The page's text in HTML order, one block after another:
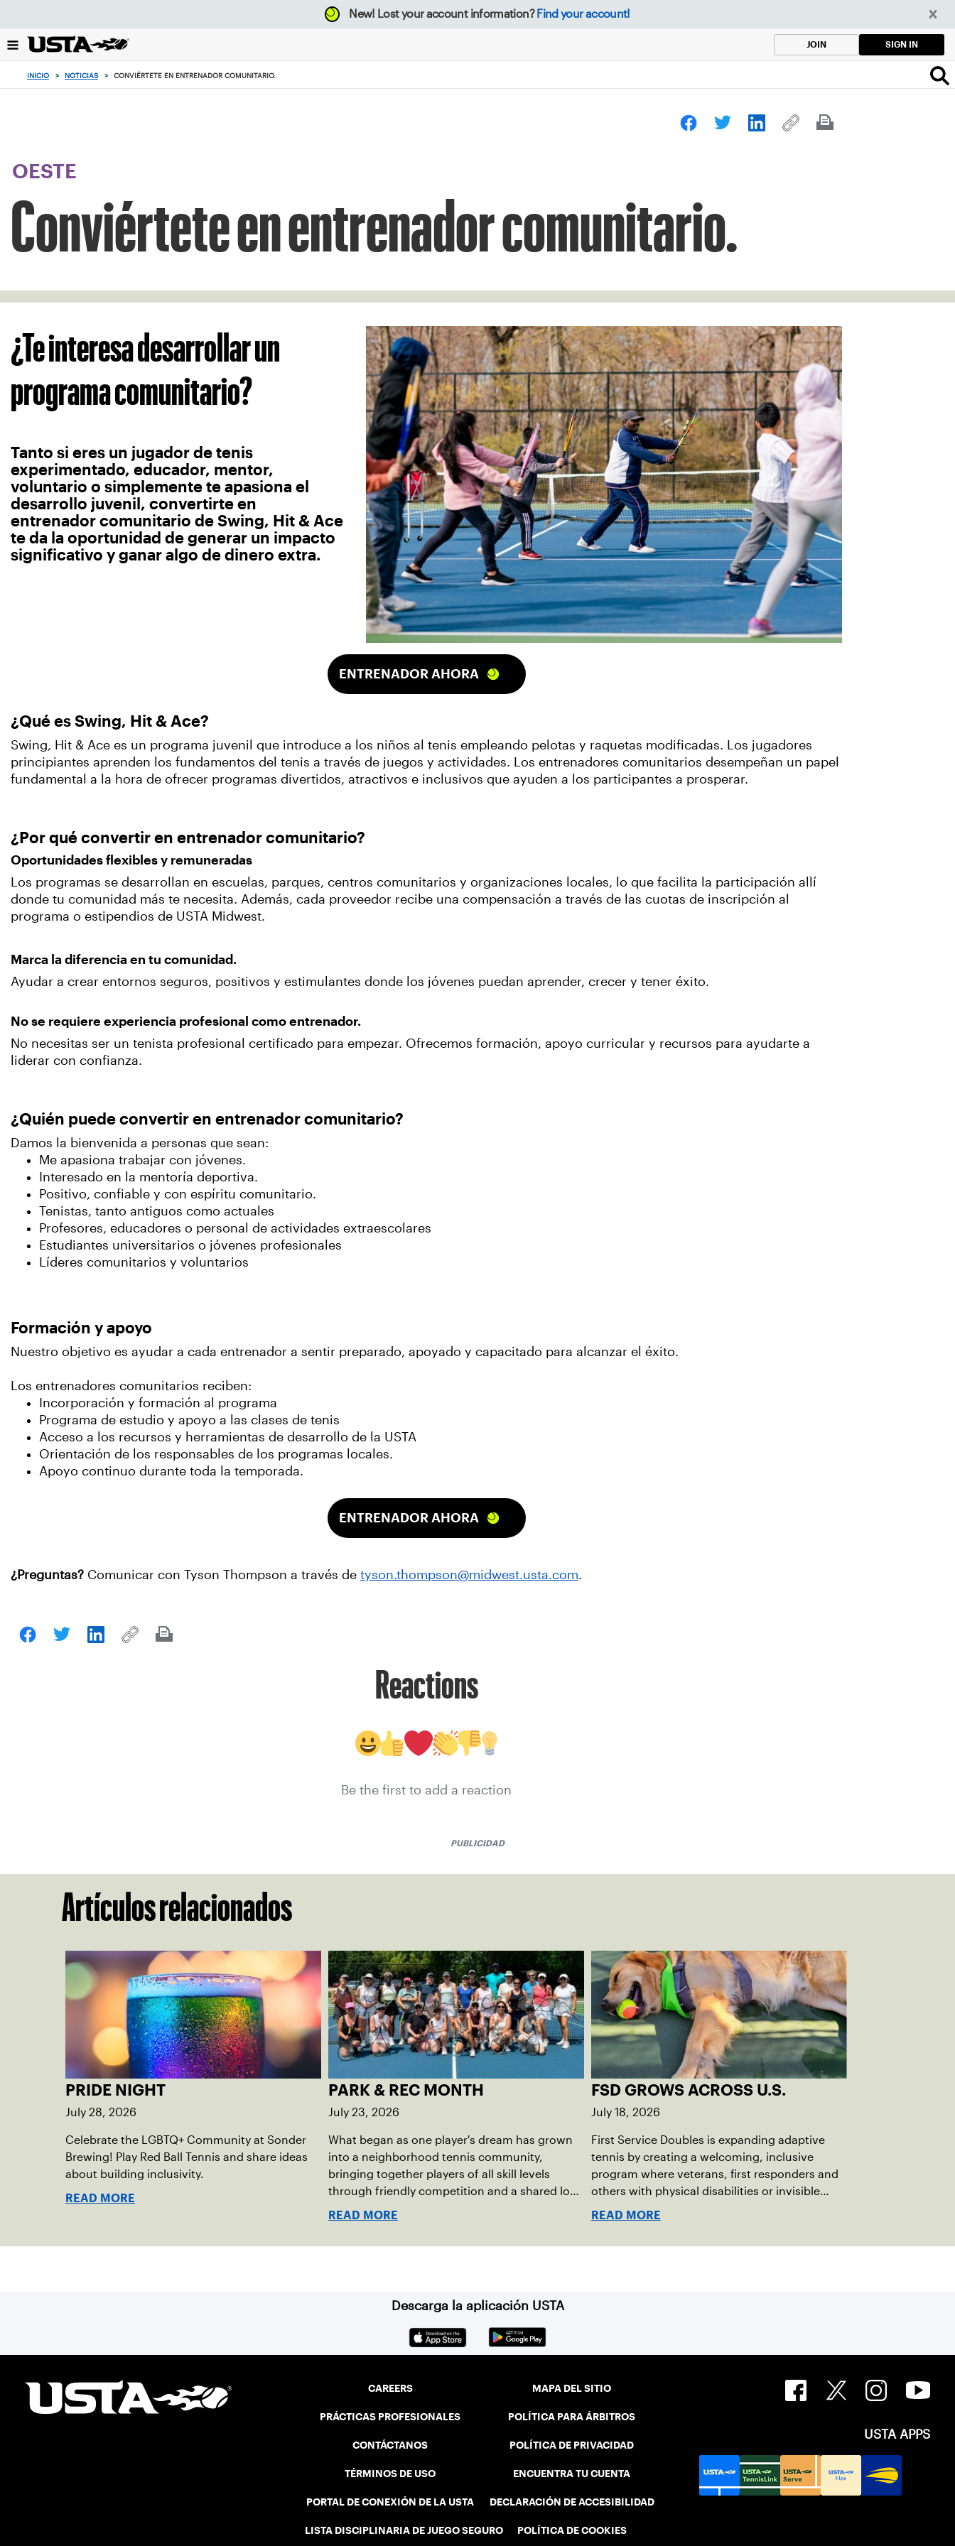
el
botón
New! Lost your account information? Find your account!
JOIN SIGN IN
INICIO > NOTICIAS > CONVIÉRTETE EN ENTRENADOR COMUNITARIO.
OESTE
Conviértete en entrenador comunitario.
¿Te interesa desarrollar un
programa comunitario?
Tanto si eres un jugador de tenis
experimentado, educador, mentor,
voluntario o simplemente te apasiona el
desarrollo juvenil, convertirte en
entrenador comunitario de Swing, Hit & Ace
te da la oportunidad de generar un impacto
significativo y ganar algo de dinero extra.
ENTRENADOR AHORA
¿Qué es Swing, Hit & Ace?
Swing, Hit & Ace es un programa juvenil que introduce a los niños al tenis empleando pelotas y raquetas modificadas. Los jugadores
principiantes aprenden los fundamentos del tenis a través de juegos y actividades. Los entrenadores comunitarios desempeñan un papel
fundamental a la hora de ofrecer programas divertidos, atractivos e inclusivos que ayuden a los participantes a prosperar.
¿Por qué convertir en entrenador comunitario?
Oportunidades flexibles y remuneradas
Los programas se desarrollan en escuelas, parques, centros comunitarios y organizaciones locales, lo que facilita la participación allí
donde tu comunidad más te necesita. Además, cada proveedor recibe una compensación a través de las cuotas de inscripción al
programa o estipendios de USTA Midwest.
Marca la diferencia en tu comunidad.
Ayudar a crear entornos seguros, positivos y estimulantes donde los jóvenes puedan aprender, crecer y tener éxito.
No se requiere experiencia profesional como entrenador.
No necesitas ser un tenista profesional certificado para empezar. Ofrecemos formación, apoyo curricular y recursos para ayudarte a
liderar con confianza.
¿Quién puede convertir en entrenador comunitario?
Damos la bienvenida a personas que sean:
Me apasiona trabajar con jóvenes.
Interesado en la mentoría deportiva.
Positivo, confiable y con espíritu comunitario.
Tenistas, tanto antiguos como actuales
Profesores, educadores o personal de actividades extraescolares
Estudiantes universitarios o jóvenes profesionales
Líderes comunitarios y voluntarios
Formación y apoyo
Nuestro objetivo es ayudar a cada entrenador a sentir preparado, apoyado y capacitado para alcanzar el éxito.
Los entrenadores comunitarios reciben:
Incorporación y formación al programa
Programa de estudio y apoyo a las clases de tenis
Acceso a los recursos y herramientas de desarrollo de la USTA
Orientación de los responsables de los programas locales.
Apoyo continuo durante toda la temporada.
ENTRENADOR AHORA
¿Preguntas? Comunicar con Tyson Thompson a través de tyson.thompson@midwest.usta.com.
Reactions
Be the first to add a reaction
PUBLICIDAD
Artículos relacionados
PRIDE NIGHT
July 28, 2026
Celebrate the LGBTQ+ Community at Sonder
Brewing! Play Red Ball Tennis and share ideas
about building inclusivity.
READ MORE
PARK & REC MONTH
July 23, 2026
What began as one player's dream has grown
into a neighborhood tennis community,
bringing together players of all skill levels
through friendly competition and a shared love
of the game.
READ MORE
FSD GROWS ACROSS U.S.
July 18, 2026
First Service Doubles is expanding adaptive
tennis by creating a welcoming, inclusive
program where veterans, first responders and
others with physical disabilities or invisible
injuries can play alongside their service dogs,
READ MORE
Descarga la aplicación USTA
CAREERS
PRÁCTICAS PROFESIONALES
CONTÁCTANOS
TÉRMINOS DE USO
PORTAL DE CONEXIÓN DE LA USTA
LISTA DISCIPLINARIA DE JUEGO SEGURO
MAPA DEL SITIO
POLÍTICA PARA ÁRBITROS
POLÍTICA DE PRIVACIDAD
ENCUENTRA TU CUENTA
DECLARACIÓN DE ACCESIBILIDAD
POLÍTICA DE COOKIES
USTA APPS